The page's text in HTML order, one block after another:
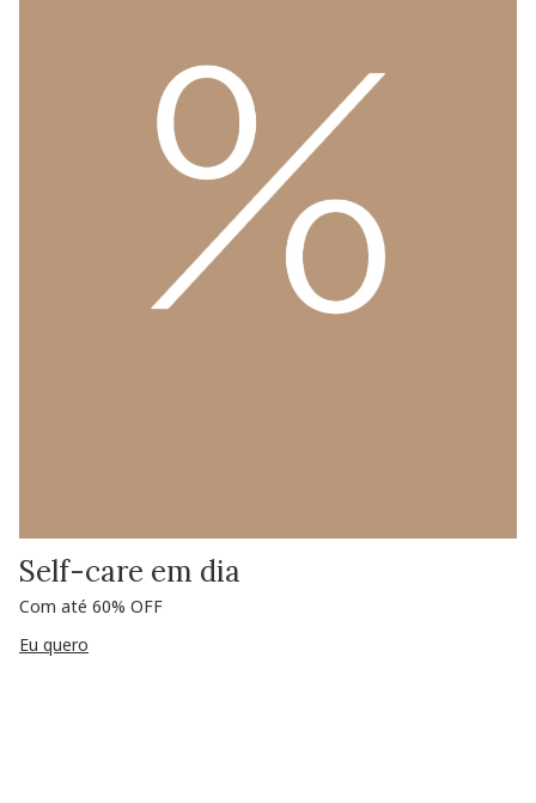
Self-care em dia
Com até 60% OFF
Eu quero